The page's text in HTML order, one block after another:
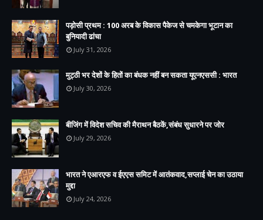
पड़ोसी प्रथम : 100 अरब के विकास पैकेज से चमकेगा भूटान का
बुनियादी ढांचा
July 31, 2026
मुट्ठी भर देशों के हितों का बंधक नहीं बन सकता यूएनएससी : भारत
July 30, 2026
बीजिंग में विदेश सचिव की मैराथन बैठकें,संबंध सुधारने पर जोर
July 29, 2026
भारत ने एआरएफ व ईएएस समिट में आतंकवाद,सप्लाई चेन का उठाया
मुद्दा
July 24, 2026